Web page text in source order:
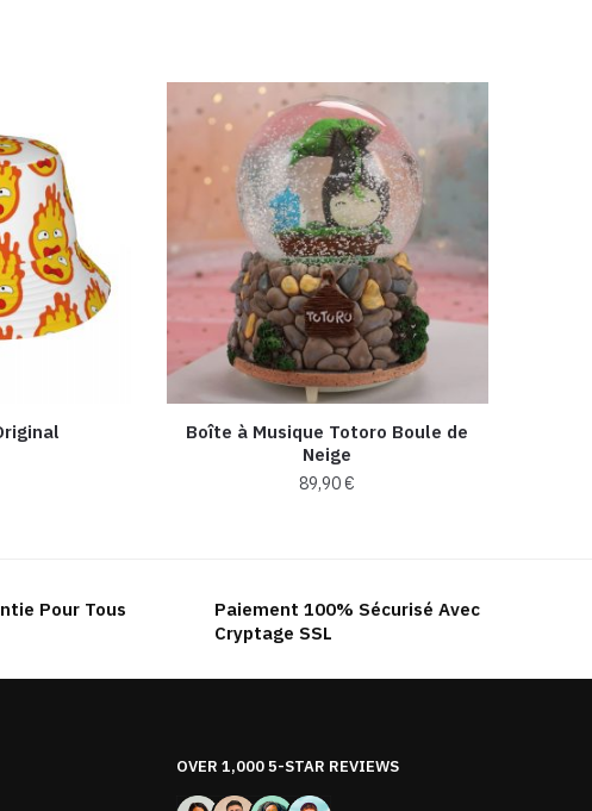
Boîte à Musique Totoro Boule de
Neige
89,90€
Pour Tous
Paiement 100% Sécurisé Avec
Cryptage SSL
OVER 1,000 5-STAR REVIEWS